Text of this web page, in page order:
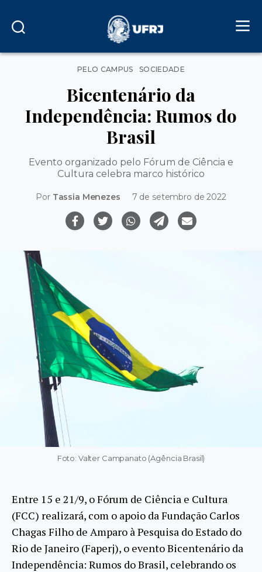
Categorias
PELO CAMPUS SOCIEDADE
Bicentenário da
Independência: Rumos do
Brasil
Evento organizado pelo Fórum de Ciência e
Cultura celebra marco histórico
Por Tassia Menezes 7 de setembro de 2022
Foto: Valter Campanato (Agência Brasil)
Entre 15 e 21/9, o Fórum de Ciência e Cultura
(FCC) realizará, com o apoio da Fundação Carlos
Chagas Filho de Amparo à Pesquisa do Estado do
Rio de Janeiro (Faperj), o evento Bicentenário da
Independência: Rumos do Brasil, celebrando os